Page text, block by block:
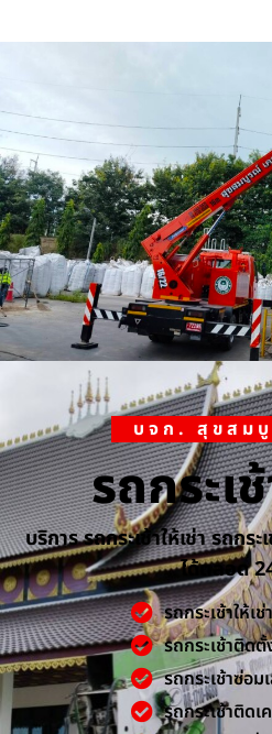
บจก. สุขสม
รถกระเ
บริการ รถกระเช้าให้เช่า รถกร
ได้ตลอด
รถกระเช้าให้เช่า
รถกระเช้าติด
รถกระเช้าซ่อม
รถกระเช้าติดเ